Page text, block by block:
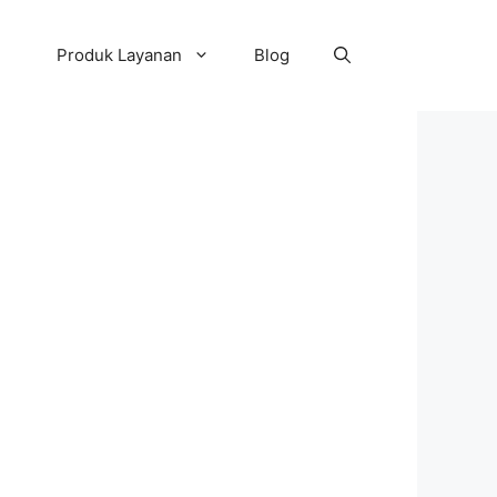
Produk Layanan Blog